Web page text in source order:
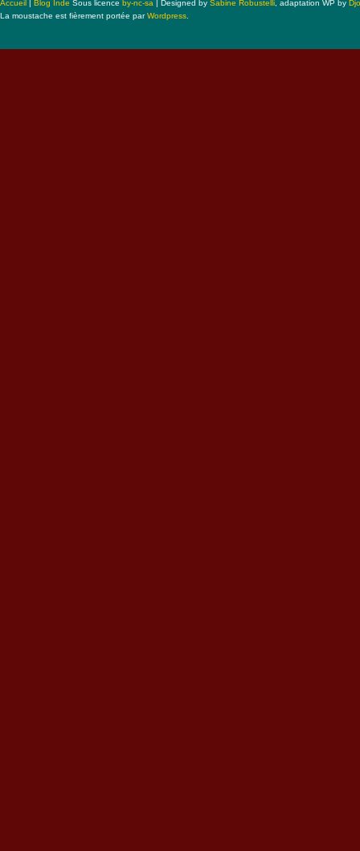
Accueil Blog Inde Sous licence by-nc-sa | Designed by Sabine Robustelli , adaptation WP by
La moustache est fièrement portée parWordpress